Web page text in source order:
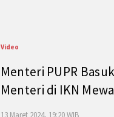
Video
Menteri PUPR
Menteri di IKN
13 Maret 2024, 19:20 WIB